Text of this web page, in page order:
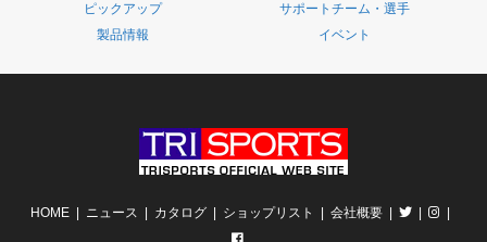
ピックアップ
サポートチーム・選手
製品情報
イベント
HOME ニュース カタログ ショップリスト 会社概要